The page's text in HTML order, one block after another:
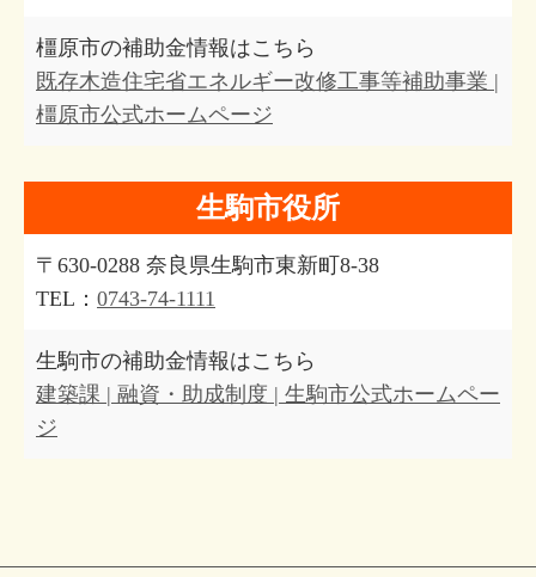
橿原市の補助金情報はこちら
既存木造住宅省エネルギー改修工事等補助事業 |
橿原市公式ホームページ
生駒市役所
〒630-0288 奈良県生駒市東新町8-38
TEL： 0743-74-1111
生駒市の補助金情報はこちら
建築課 | 融資・助成制度 | 生駒市公式ホームペー
ジ